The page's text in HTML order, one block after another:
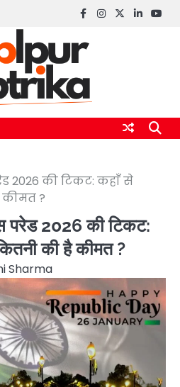
Facebook
instagram
twitterlinkedin
2026 की टिकट: कहाँ से
कीमत ?
परेड 2026 की टिकट:
की है कीमत ?
Sharma